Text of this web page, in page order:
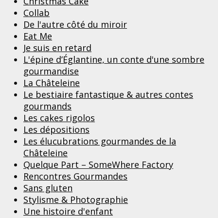
Collab
De l'autre côté du miroir
Eat Me
Je suis en retard
L'épine d’Églantine, un conte d'une sombre
gourmandise
La Châteleine
Le bestiaire fantastique & autres contes
gourmands
Les cakes rigolos
Les dépositions
Les élucubrations gourmandes de la
Châteleine
Quelque Part – SomeWhere Factory
Rencontres Gourmandes
Sans gluten
Stylisme & Photographie
Une histoire d'enfant